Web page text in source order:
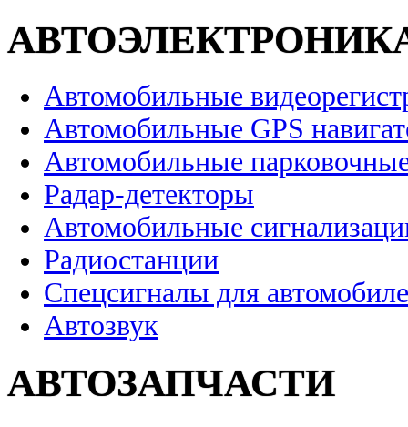
Автомобильные
Автомобильные GPS
Автомобильные
Радар-детекторы
Автомобильные
Радиостанции
Спецсигналы для
Автозвук
АВТОЗАПЧАСТИ